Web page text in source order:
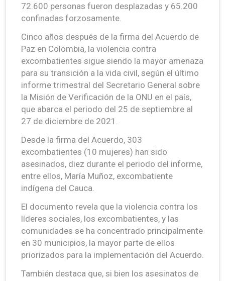
72.600 personas fueron desplazadas y 65.200
confinadas forzosamente.
Cinco años después de la firma del Acuerdo de
Paz en Colombia, la violencia contra
excombatientes sigue siendo la mayor amenaza
para su transición a la vida civil, según el último
informe trimestral del Secretario General sobre
la Misión de Verificación de la ONU en el país,
que abarca el periodo del 25 de septiembre al
27 de diciembre de 2021.
Desde la firma del Acuerdo, 303
excombatientes (10 mujeres) han sido
asesinados, diez durante el periodo del informe,
entre ellos, María Muñoz, excombatiente
indígena del Cauca.
El documento revela que la violencia contra los
líderes sociales, los excombatientes, y las
comunidades se ha concentrado principalmente
en 30 municipios, la mayor parte de ellos
priorizados para la implementación del Acuerdo.
También destaca que, si bien los asesinatos de